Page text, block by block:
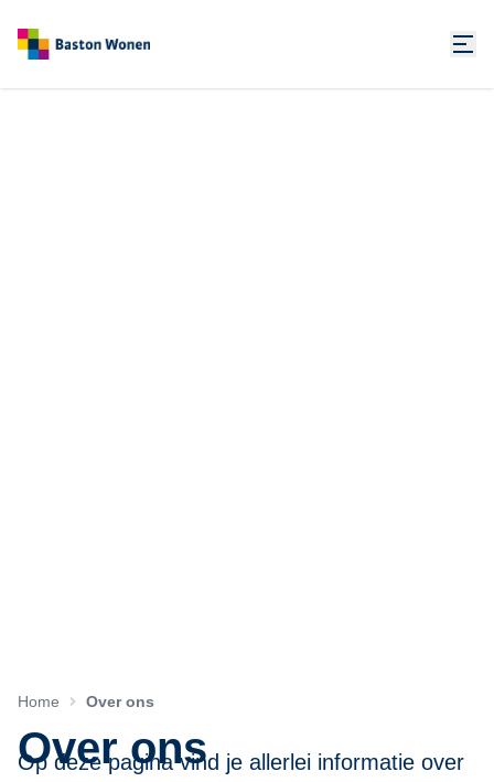
Home Over ons
Over ons
Op deze pagina vind je allerlei informatie over